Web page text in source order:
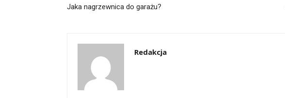
Jaka nagrzewnica do garażu?
Redakcja